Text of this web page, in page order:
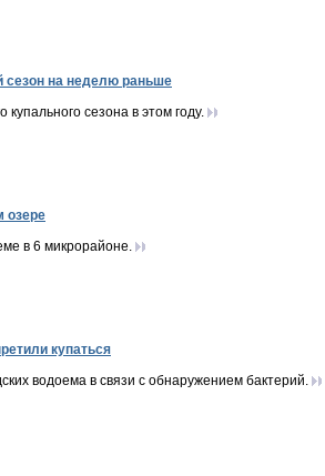
сезон на неделю раньше
сезона в этом году.
озере
в 6 микрорайоне.
купаться
водоема в связи с обнаружением бактерий.